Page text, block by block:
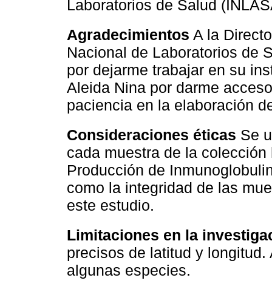
Laboratorios de Salud
Agradecimientos A la
Nacional de Laboratorios de
por dejarme trabajar en su
Aleida Nina por darme
paciencia en la elaboración
Consideraciones éticas Se
cada muestra de la
Producción de
como la integridad de las
este estudio.
Limitaciones en la
precisos de latitud y
algunas especies.